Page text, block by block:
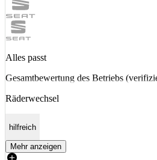
Alles passt
Gesamtbewertung des Betriebs
Räderwechsel
hilfreich
Mehr anzeigen